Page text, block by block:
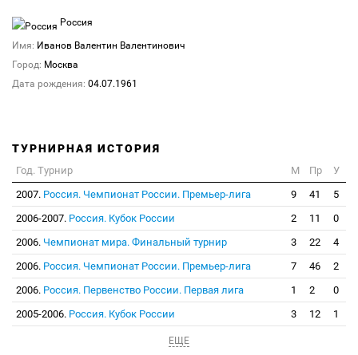
Россия
Имя: Иванов Валентин Валентинович
Город: Москва
Дата рождения: 04.07.1961
ТУРНИРНАЯ ИСТОРИЯ
Год. Турнир М Пр
У
2007. Россия. Чемпионат России. Премьер-лига 9 41
5
2006-2007. Россия. Кубок России 2 11
0
2006. Чемпионат мира. Финальный турнир 3 22
4
2006. Россия. Чемпионат России. Премьер-лига 7 46
2
2006. Россия. Первенство России. Первая лига 1 2
0
2005-2006. Россия. Кубок России 3 12 1
ЕЩЕ